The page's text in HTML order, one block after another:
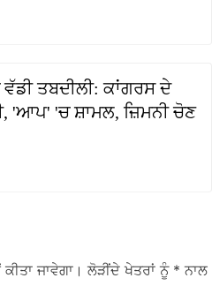
ਤਬਦੀਲੀ: ਕਾਂਗਰਸ ਦੇ
'ਆਪ' 'ਚ ਸ਼ਾਮਲ, ਜ਼ਿਮਨੀ ਚੋਣ
ਜਾਵੇਗਾ। ਲੋੜੀਂਦੇ ਖੇਤਰਾਂ ਨੂੰ * ਨਾਲ